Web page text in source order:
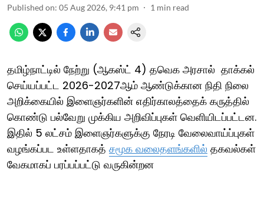
Published on: 05 Aug 2026, 9:41 pm 1 min read
தமிழ்நாட்டில் நேற்று (ஆகஸ்ட் 4) தவெக அரசால் தாக்கல்
செய்யப்பட்ட 2026-2027ஆம் ஆண்டுக்கான நிதி நிலை
அறிக்கையில் இளைஞர்களின் எதிர்காலத்தைக் கருத்தில்
கொண்டு பல்வேறு முக்கிய அறிவிப்புகள் வெளியிடப்பட்டன.
இதில் 5 லட்சம் இளைஞர்களுக்கு நேரடி வேலைவாய்ப்புகள்
வழங்கப்பட உள்ளதாகத் சமூக வலைதளங்களில் தகவல்கள்
வேகமாகப் பரப்பப்பட்டு வருகின்றன